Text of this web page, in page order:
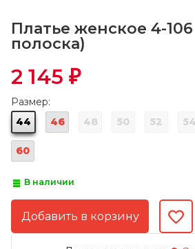
Платье женское 4-
полоска)
2 145 ₽
Размер:
44
46 48 50 52 54
60
В наличии